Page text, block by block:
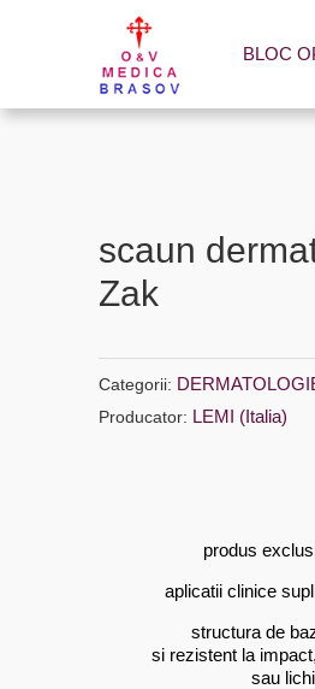
BLOC
scaun
Zak
Categorii:
Producator: LEMI (Italia)
produs
aplicatii clinice
structura de
si rezistent la
sau